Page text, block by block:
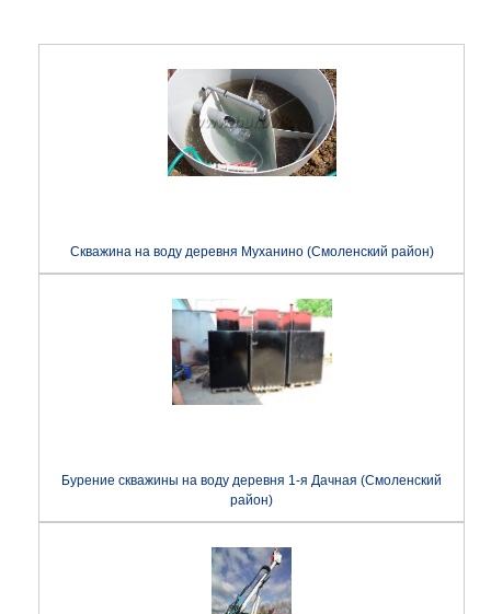
Скважина на воду деревня Муханино (Смоленский район)
Бурение скважины на воду деревня 1-я Дачная (Смоленский
район)